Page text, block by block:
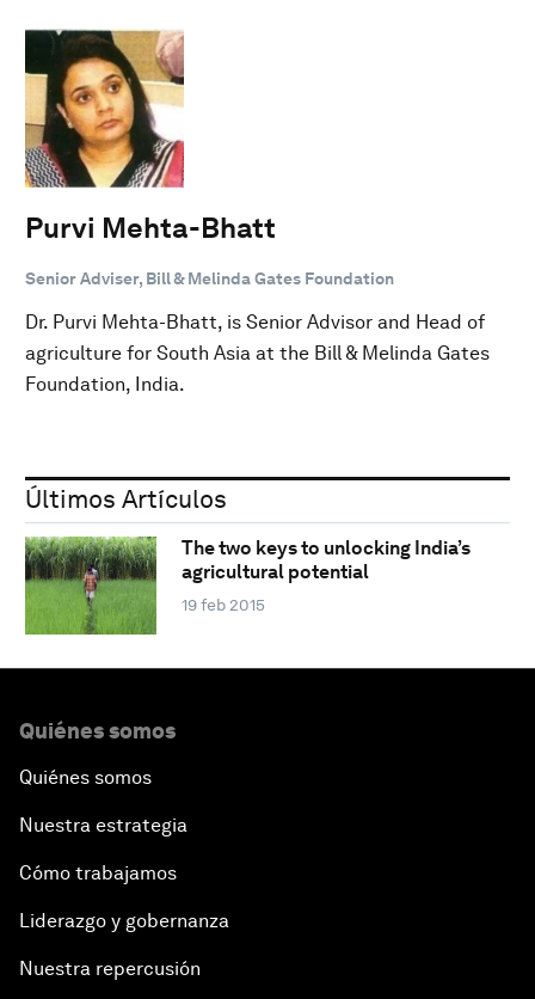
Purvi Mehta-Bhatt
Senior Adviser, Bill & Melinda Gates Foundation
Dr. Purvi Mehta-Bhatt, is Senior Advisor and Head of
agriculture for South Asia at the Bill & Melinda Gates
Foundation, India.
Últimos Artículos
The two keys to unlocking India’s
agricultural potential
19 feb 2015
Quiénes somos
Quiénes somos
Nuestra estrategia
Cómo trabajamos
Liderazgo y gobernanza
Nuestra repercusión